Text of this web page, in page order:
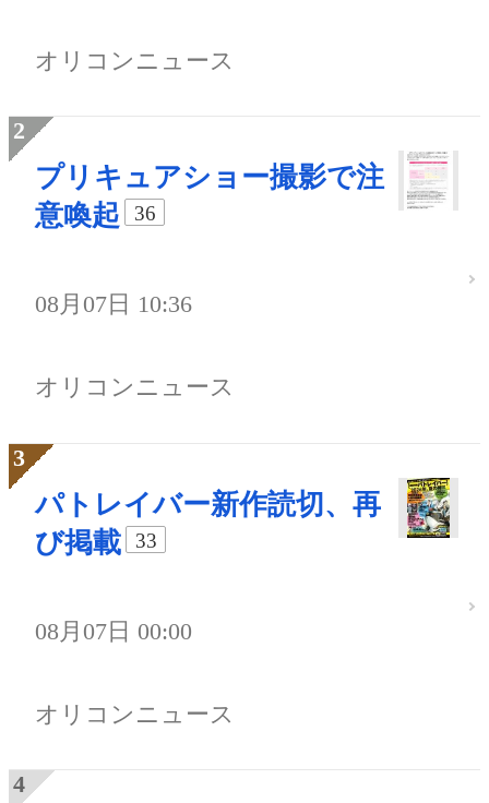
オリコンニュース
プリキュアショー撮影で注
意喚起
36
08月07日 10:36
オリコンニュース
パトレイバー新作読切、再
び掲載
33
08月07日 00:00
オリコンニュース